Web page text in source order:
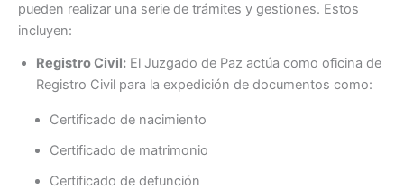
pueden realizar una serie de trámites y gestiones. Estos
incluyen:
Registro Civil: El Juzgado de Paz actúa como oficina de
Registro Civil para la expedición de documentos como:
Certificado de nacimiento
Certificado de matrimonio
Certificado de defunción